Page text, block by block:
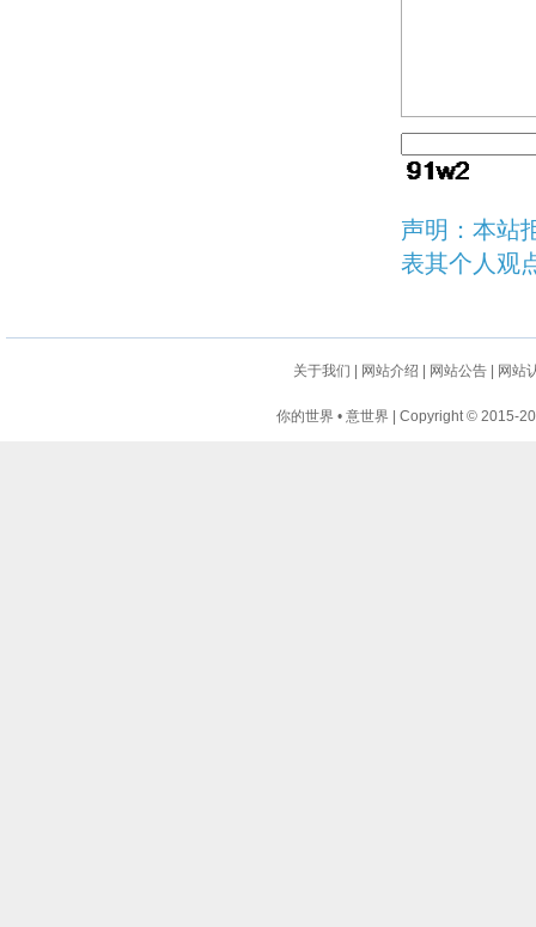
声明：本站
表其个人观
关于我们 网站介绍 网站公告 网站
你的世界 • 意世界 | Copyright © 2015-